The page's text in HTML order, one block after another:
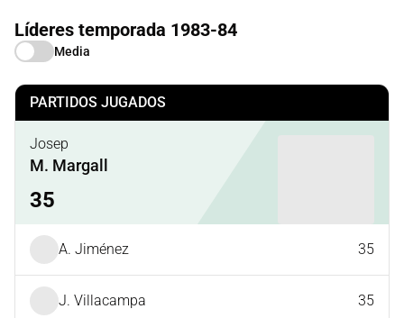
Líderes temporada 1983-84
Media
PARTIDOS JUGADOS
Josep
M. Margall
35
A. Jiménez 35
J. Villacampa 35